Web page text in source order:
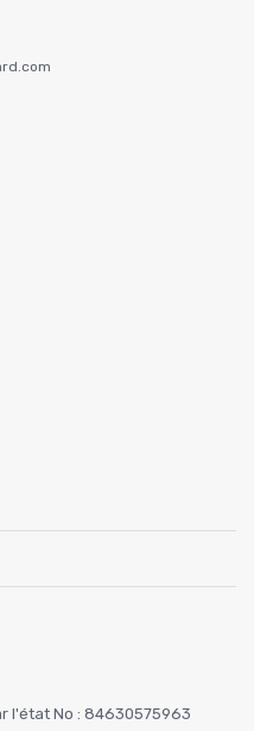
l'état No : 84630575963